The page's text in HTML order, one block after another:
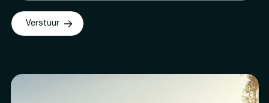
Verstuur